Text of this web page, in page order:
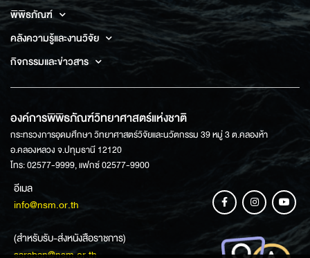
พิพิธภัณฑ์
คลังความรู้และงานวิจัย
กิจกรรมและข่าวสาร
องค์การพิพิธภัณฑ์วิทยาศาสตร์แห่งชาติ
กระทรวงการอุดมศึกษา วิทยาศาสตร์วิจัยและนวัตกรรม 39 หมู่ 3 ต.คลองห้า
อ.คลองหลวง จ.ปทุมธานี 12120
โทร: 02577-9999, แฟกซ์ 02577-9900
อีเมล
info@nsm.or.th
(สำหรับรับ-ส่งหนังสือราชการ)
saraban@nsm.or.th